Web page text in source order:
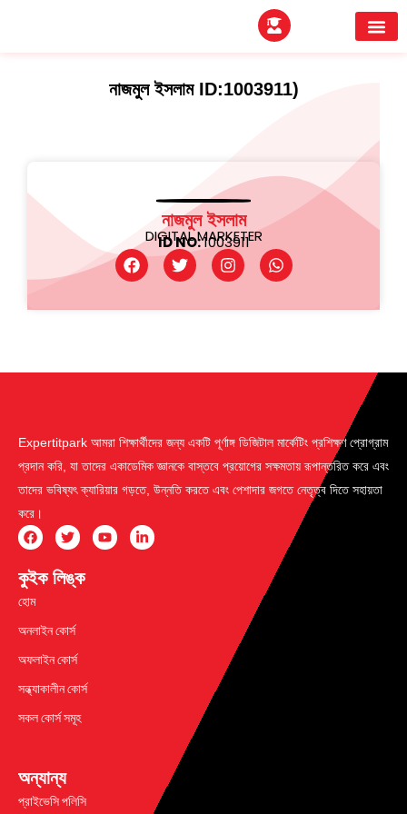
নাজমুল ইসলাম ID:1003911)
নাজমুল ইসলাম
DIGITAL MARKETER
ID NO:1003911
Expertitpark আমরা শিক্ষার্থীদের জন্য একটি পূর্ণাঙ্গ ডিজিটাল মার্কেটিং প্রশিক্ষণ প্রোগ্রাম
প্রদান করি, যা তাদের একাডেমিক জ্ঞানকে বাস্তবে প্রয়োগের সক্ষমতায় রূপান্তরিত করে এবং
তাদের ভবিষ্যৎ ক্যারিয়ার গড়তে, উন্নতি করতে এবং পেশাদার জগতে নেতৃত্ব দিতে সহায়তা
করে।
কুইক লিঙ্ক
হোম
অনলাইন কোর্স
অফলাইন কোর্স
সন্ধ্যাকালীন কোর্স
সকল কোর্স সমূহ
অন্যান্য
প্রাইভেসি পলিসি